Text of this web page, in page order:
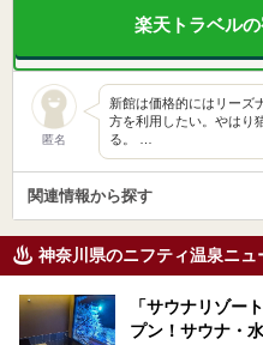
楽天トラベル
匿名
新館は価格的にはリーズ
方を利用したい。やはり
る。 …
関連情報から探す
神奈川県のニフティ温泉ニュ
「サウナリゾー
プン！サウナ・